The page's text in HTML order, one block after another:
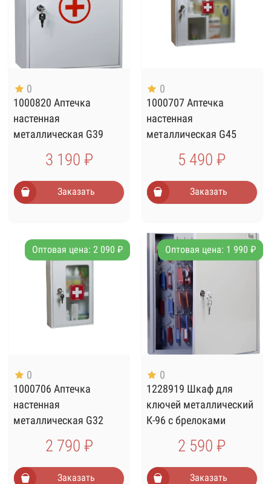
0
1000820 Аптечка
настенная
металлическая G39
3 190 ₽
Заказать
0
1000707 Аптечка
настенная
металлическая G45
5 490 ₽
Заказать
Оптовая цена: 2 090 ₽
0
1000706 Аптечка
настенная
металлическая G32
2 790 ₽
Заказать
Оптовая цена: 1 990 ₽
0
1228919 Шкаф для
ключей металлический
К-96 с брелоками
2 590 ₽
Заказать